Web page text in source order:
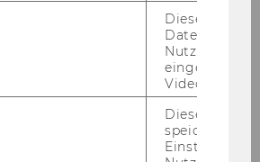
Einführung in die
Herbst 2024
Dieses
Daten von
Videos
Dieses Cookie
speichert